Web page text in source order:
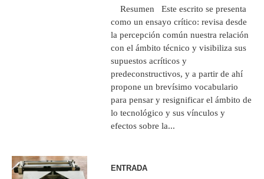
Resumen Este escrito se presenta
como un ensayo crítico: revisa desde
la percepción común nuestra relación
con el ámbito técnico y visibiliza sus
supuestos acríticos y
predeconstructivos, y a partir de ahí
propone un brevísimo vocabulario
para pensar y resignificar el ámbito de
lo tecnológico y sus vínculos y
efectos sobre la...
ENTRADA